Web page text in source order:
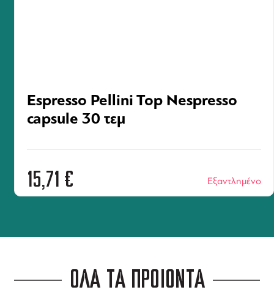
Espresso Pellini Top Nespresso
capsule 30 τεμ
15,71 € Εξαντλημένο
ΟΛΑ ΤΑ ΠΡΟΪΟΝΤΑ